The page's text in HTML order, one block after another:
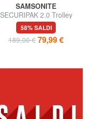
SAMSONITE
SECURIPAK 2.0 Trolley
Bagaglio a Mano
58% SALDI
189,00 € 79,99 €